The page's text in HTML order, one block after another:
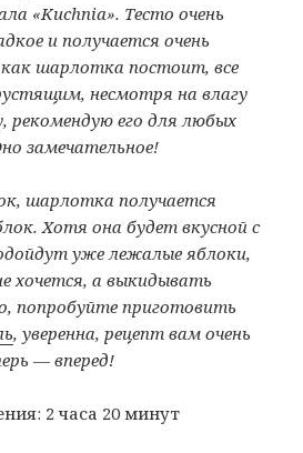
«Kuchnia». Тесто очень
и получается очень
шарлотка постоит, все
несмотря на влагу
рекомендую его для любых
замечательное!
шарлотка получается
Хотя она будет вкусной с
уже лежалые яблоки,
хочется, а выкидывать
попробуйте приготовить
, уверенна, рецепт вам очень
— вперед!
2 часа 20 минут
шарлотка